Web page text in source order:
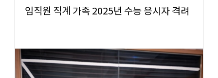
임직원 직계 가족 2025년 수능 응시자 격려